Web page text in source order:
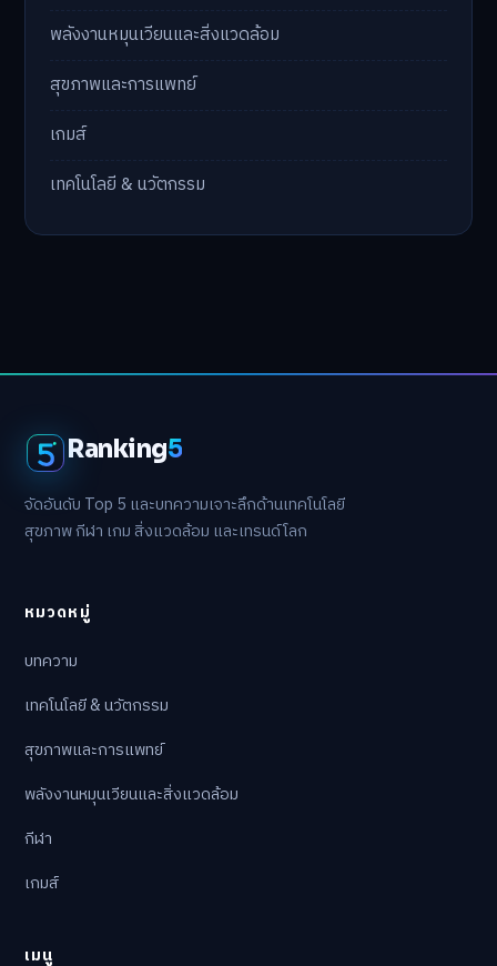
พลังงานหมุนเวียนและสิ่งแวดล้อม
สุขภาพและการแพทย์
เกมส์
เทคโนโลยี & นวัตกรรม
Ranking5
จัดอันดับ Top 5 และบทความเจาะลึกด้านเทคโนโลยี
สุขภาพ กีฬา เกม สิ่งแวดล้อม และเทรนด์โลก
หมวดหมู่
บทความ
เทคโนโลยี & นวัตกรรม
สุขภาพและการแพทย์
พลังงานหมุนเวียนและสิ่งแวดล้อม
กีฬา
เกมส์
เมนู